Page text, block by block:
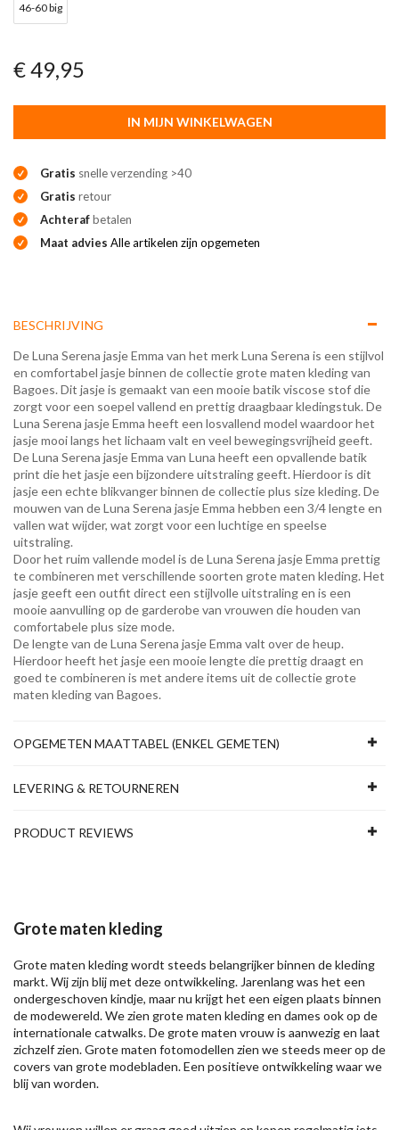
46-60 big
€ 49,95
IN MIJN WINKELWAGEN
Gratis snelle verzending >40
Gratis retour
Achterafbetalen
Maat advies Alle artikelen zijn opgemeten
BESCHRIJVING
De Luna Serena jasje Emma van het merk Luna Serena is een stijlvol
en comfortabel jasje binnen de collectie grote maten kleding van
Bagoes. Dit jasje is gemaakt van een mooie batik viscose stof die
zorgt voor een soepel vallend en prettig draagbaar kledingstuk. De
Luna Serena jasje Emma heeft een losvallend model waardoor het
jasje mooi langs het lichaam valt en veel bewegingsvrijheid geeft.
De Luna Serena jasje Emma van Luna heeft een opvallende batik
print die het jasje een bijzondere uitstraling geeft. Hierdoor is dit
jasje een echte blikvanger binnen de collectie plus size kleding. De
mouwen van de Luna Serena jasje Emma hebben een 3/4 lengte en
vallen wat wijder, wat zorgt voor een luchtige en speelse
uitstraling.
Door het ruim vallende model is de Luna Serena jasje Emma prettig
te combineren met verschillende soorten grote maten kleding. Het
jasje geeft een outfit direct een stijlvolle uitstraling en is een
mooie aanvulling op de garderobe van vrouwen die houden van
comfortabele plus size mode.
De lengte van de Luna Serena jasje Emma valt over de heup.
Hierdoor heeft het jasje een mooie lengte die prettig draagt en
goed te combineren is met andere items uit de collectie grote
maten kleding van Bagoes.
OPGEMETEN MAATTABEL (ENKEL GEMETEN)
LEVERING & RETOURNEREN
PRODUCT REVIEWS
Grote maten kleding
Grote maten kleding wordt steeds belangrijker binnen de kleding
markt. Wij zijn blij met deze ontwikkeling. Jarenlang was het een
ondergeschoven kindje, maar nu krijgt het een eigen plaats binnen
de modewereld. We zien grote maten kleding en dames ook op de
internationale catwalks. De grote maten vrouw is aanwezig en laat
zichzelf zien. Grote maten fotomodellen zien we steeds meer op de
covers van grote modebladen. Een positieve ontwikkeling waar we
blij van worden.